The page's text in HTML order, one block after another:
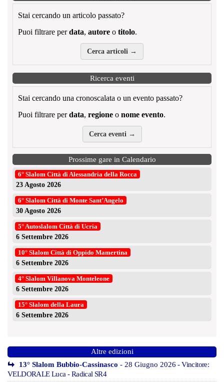
Stai cercando un articolo passato?
Puoi filtrare perdata, autore o titolo.
Cerca articoli →
Ricerca eventi
Stai cercando una cronoscalata o un evento passato?
Puoi filtrare perdata, regione o nome evento.
Cerca eventi →
Prossime gare in Calendario
6° Slalom Città di Alessandria della Rocca
23 Agosto 2026
6° Slalom Città di Monte Sant’Angelo
30 Agosto 2026
5° Autoslalom Città di Ucria
6 Settembre 2026
10° Slalom Città di Oppido Mamertina
6 Settembre 2026
4° Slalom Villanova Monteleone
6 Settembre 2026
15° Slalom della Laura
6 Settembre 2026
Altre edizioni
13° Slalom Bubbio-Cassinasco - 28 Giugno 2026 - Vincitore:
VELDORALE Luca - Radical SR4